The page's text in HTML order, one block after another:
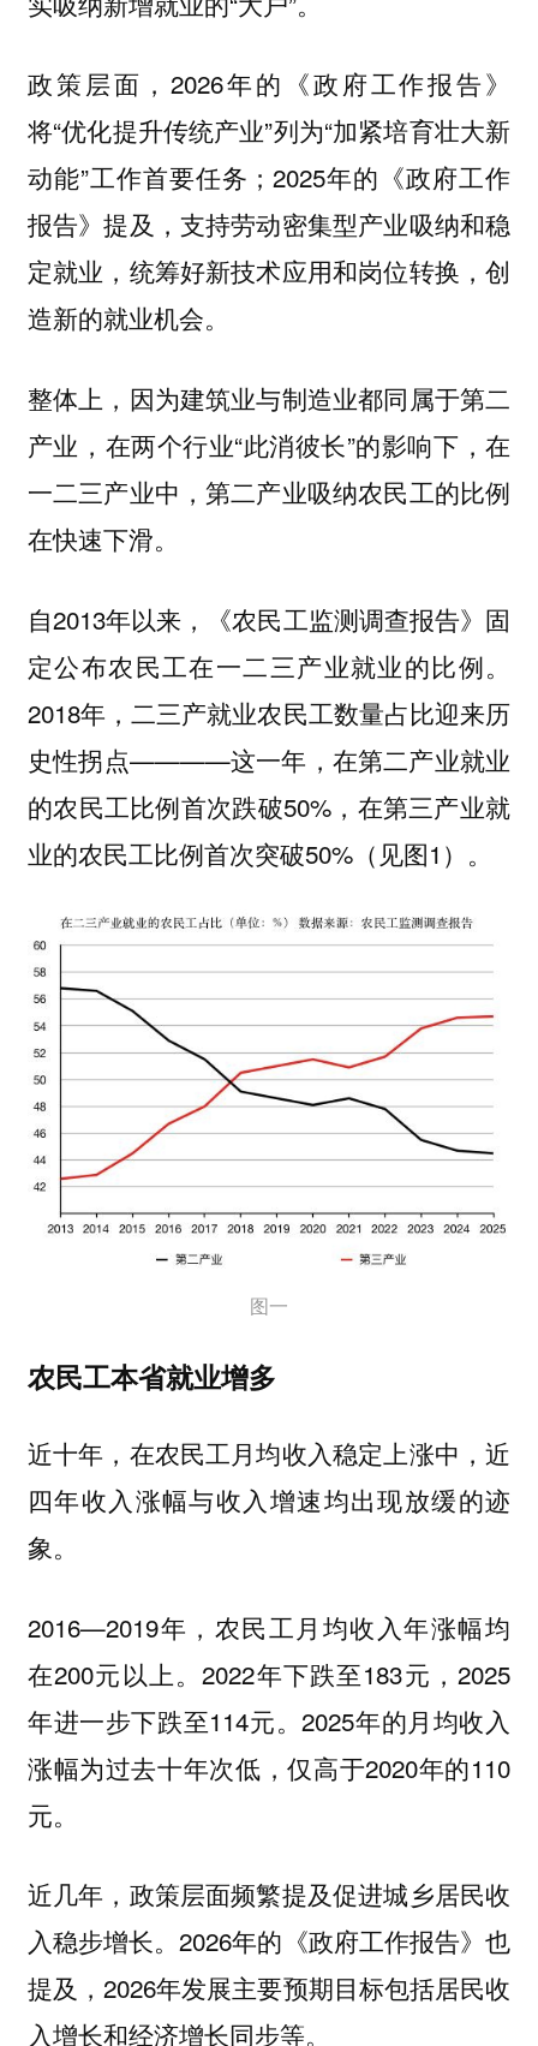
政策层面，2026年的《政府工作报告》
将“优化提升传统产业”列为“加紧培育壮大新
动能”工作首要任务；2025年的《政府工作
报告》提及，支持劳动密集型产业吸纳和稳
定就业，统筹好新技术应用和岗位转换，创
造新的就业机会。
整体上，因为建筑业与制造业都同属于第二
产业，在两个行业“此消彼长”的影响下，在
一二三产业中，第二产业吸纳农民工的比例
在快速下滑。
自2013年以来，《农民工监测调查报告》固
定公布农民工在一二三产业就业的比例。
2018年，二三产就业农民工数量占比迎来历
史性拐点————这一年，在第二产业就业
的农民工比例首次跌破50%，在第三产业就
业的农民工比例首次突破50%（见图1）。
图一
农民工本省就业增多
近十年，在农民工月均收入稳定上涨中，近
四年收入涨幅与收入增速均出现放缓的迹
象。
2016—2019年，农民工月均收入年涨幅均
在200元以上。2022年下跌至183元，2025
年进一步下跌至114元。2025年的月均收入
涨幅为过去十年次低，仅高于2020年的110
元。
近几年，政策层面频繁提及促进城乡居民收
入稳步增长。2026年的《政府工作报告》也
提及，2026年发展主要预期目标包括居民收
入增长和经济增长同步等。